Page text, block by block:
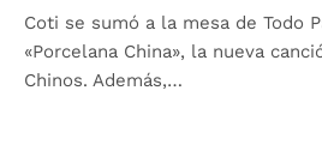
Coti se sumó a la mesa de Todo
«Porcelana China», la nueva
Chinos. Además,…